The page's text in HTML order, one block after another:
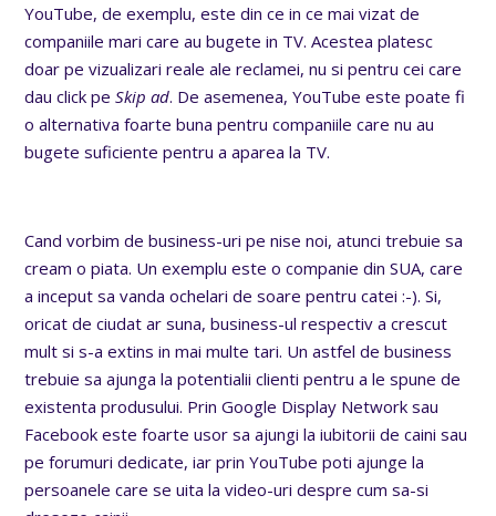
YouTube, de exemplu, este din ce in ce mai vizat de
companiile mari care au bugete in TV. Acestea platesc
doar pe vizualizari reale ale reclamei, nu si pentru cei care
dau click peSkip ad. De asemenea, YouTube este poate fi
o alternativa foarte buna pentru companiile care nu au
bugete suficiente pentru a aparea la TV.
Cand vorbim de business-uri pe nise noi, atunci trebuie sa
cream o piata. Un exemplu este o companie din SUA, care
a inceput sa vanda ochelari de soare pentru catei :-). Si,
oricat de ciudat ar suna, business-ul respectiv a crescut
mult si s-a extins in mai multe tari. Un astfel de business
trebuie sa ajunga la potentialii clienti pentru a le spune de
existenta produsului. Prin Google Display Network sau
Facebook este foarte usor sa ajungi la iubitorii de caini sau
pe forumuri dedicate, iar prin YouTube poti ajunge la
persoanele care se uita la video-uri despre cum sa-si